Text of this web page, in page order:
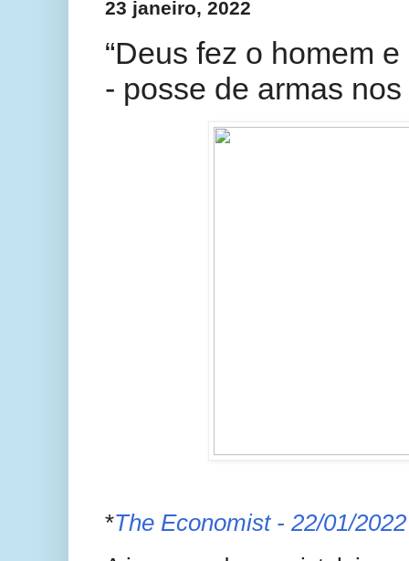
23 janeiro, 2022
“Deus fez o homem
- posse de armas
*The Economist - 22/01/2022